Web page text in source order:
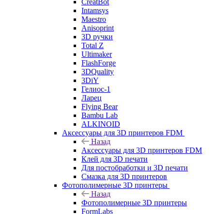
CreatBot
Intamsys
Maestro
Anisoprint
3D ручки
Total Z
Ultimaker
FlashForge
3DQuality
3DiY
Гелиос-1
Ларец
Flying Bear
Bambu Lab
ALKINOID
Аксессуары для 3D принтеров FDM
Назад
Аксессуары для 3D принтеров FDM
Клей для 3D печати
Для постобработки и 3D печати
Смазка для 3D принтеров
Фотополимерные 3D принтеры
Назад
Фотополимерные 3D принтеры
FormLabs